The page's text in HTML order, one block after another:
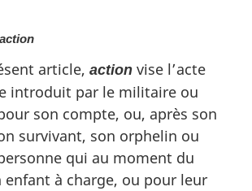
action
article, action vise l’acte
introduit par le militaire ou
son compte, ou, après son
survivant, son orphelin ou
qui au moment du
enfant à charge, ou pour leur